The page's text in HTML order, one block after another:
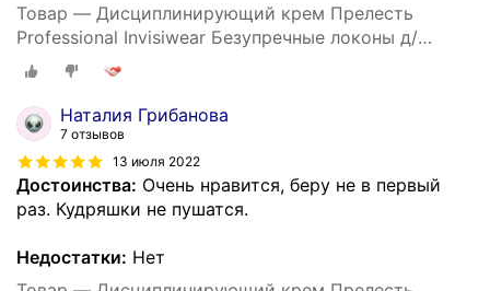
Товар — Дисциплинирующий крем Прелесть
Professional Invisiwear Безупречные локоны д/
укладки кудрявых и волнистых волос, 150 мл
Наталия Грибанова
7 отзывов
13 июля 2022
Достоинства: Очень нравится, беру не в первый
раз. Кудряшки не пушатся.
Недостатки: Нет